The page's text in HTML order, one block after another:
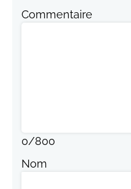
Commentaire
0/800
Nom